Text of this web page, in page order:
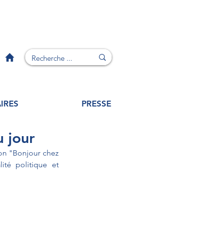
PRESSE
jour
"Bonjour chez
politique et